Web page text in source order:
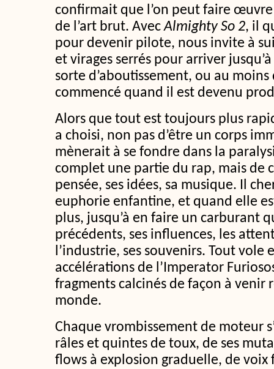
confirmait que l’on peut faire
de l’art brut. AvecAlmighty So 2, il
pour devenir pilote, nous invite à
et virages serrés pour arriver
sorte d’aboutissement, ou au moins
commencé quand il est devenu
Alors que tout est toujours plus
a choisi, non pas d’être un corps
mènerait à se fondre dans la
complet une partie du rap, mais de
pensée, ses idées, sa musique. Il
euphorie enfantine, et quand elle
plus, jusqu’à en faire un carburant
précédents, ses influences, les
l’industrie, ses souvenirs. Tout vole
accélérations de l’Imperator
fragments calcinés de façon à venir
monde.
Chaque vrombissement de moteur
râles et quintes de toux, de ses
flows à explosion graduelle, de